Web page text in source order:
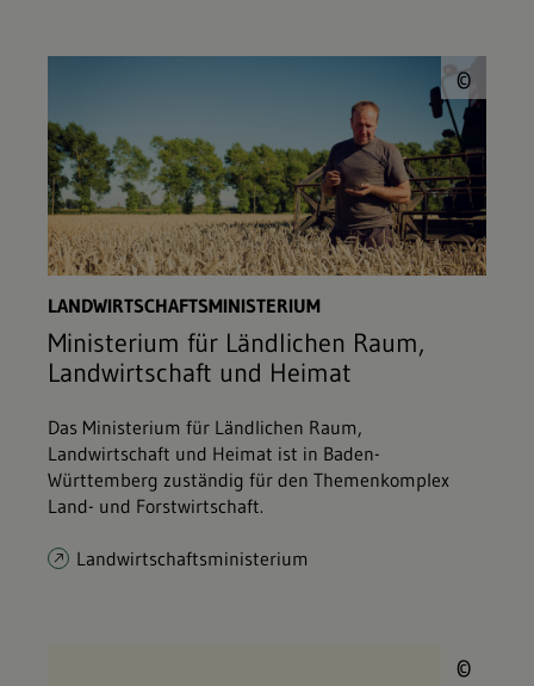
©
LANDWIRTSCHAFTSMINISTERIUM
Ministerium für Ländlichen Raum,
Landwirtschaft und Heimat
Das Ministerium für Ländlichen Raum,
Landwirtschaft und Heimat ist in Baden-
Württemberg zuständig für den Themenkomplex
Land- und Forstwirtschaft.
Landwirtschaftsministerium
©